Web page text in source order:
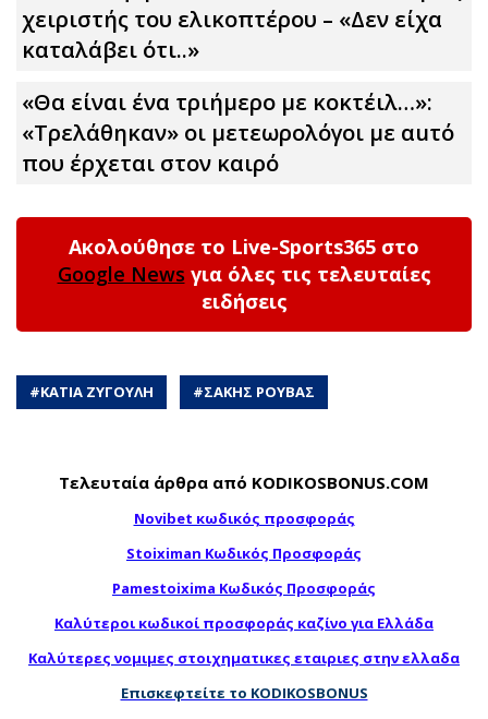
χειριστής του ελικοπτέρου – «Δεν είχα
καταλάβει ότι..»
«Θα είναι ένα τριήμερο με κοκτέιλ…»:
«Τρελάθηκαν» οι μετεωρολόγοι με αuτό
που έρχεται στον καιρό
Ακολούθησε το Live-Sports365 στο
Google News για όλες τις τελευταίες
ειδήσεις
#ΚΑΤΙΑ ΖΥΓΟΥΛΗ #ΣΑΚΗΣ ΡΟΥΒΑΣ
Τελευταία άρθρα από KODIKOSBONUS.COM
Novibet κωδικός προσφοράς
Stoiximan Κωδικός Προσφοράς
Pamestoixima Κωδικός Προσφοράς
Καλύτεροι κωδικοί προσφοράς καζίνο για Ελλάδα
Καλύτερες νομιμες στοιχηματικες εταιριες στην ελλαδα
Επισκεφτείτε το KODIKOSBONUS